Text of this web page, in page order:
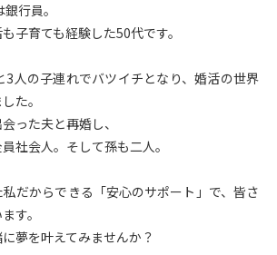
行員。
子育ても経験した50代です。
3人の子連れでバツイチとなり、婚活の世界
た。
った夫と再婚し、
社会人。そして孫も二人。
だからできる「安心のサポート」で、皆さ
す。
夢を叶えてみませんか？